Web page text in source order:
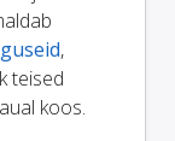
,
teised
koos.